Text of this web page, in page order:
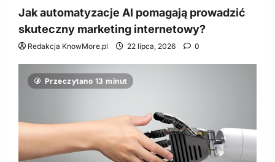
Jak automatyzacje AI pomagają prowadzić
skuteczny marketing internetowy?
Redakcja KnowMore.pl 22 lipca, 2026 0
Przeczytano 13 minut